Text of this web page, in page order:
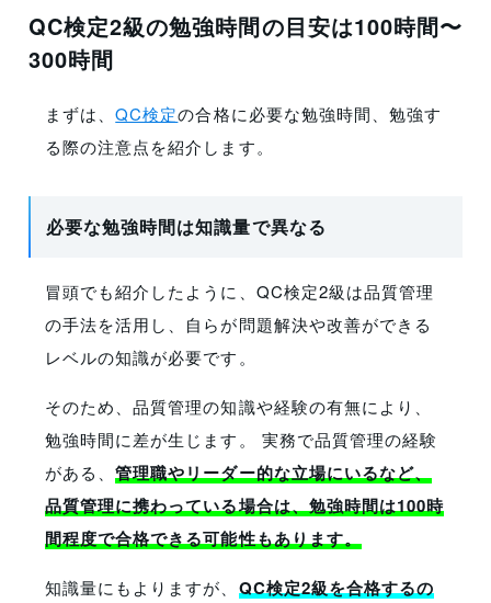
QC検定2級の勉強時間の目安は100時間〜
300時間
まずは、QC検定の合格に必要な勉強時間、勉強す
る際の注意点を紹介します。
必要な勉強時間は知識量で異なる
冒頭でも紹介したように、QC検定2級は品質管理
の手法を活用し、自らが問題解決や改善ができる
レベルの知識が必要です。
そのため、品質管理の知識や経験の有無により、
勉強時間に差が生じます。 実務で品質管理の経験
がある、管理職やリーダー的な立場にいるなど、
品質管理に携わっている場合は、勉強時間は100時
間程度で合格できる可能性もあります。
知識量にもよりますが、 QC検定2級を合格するの